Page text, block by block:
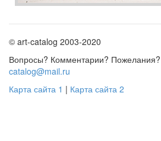
© art-catalog 2003-2020
Вопросы? Комментарии?
catalog@mail.ru
Карта сайта 1 | Карта сайта 2